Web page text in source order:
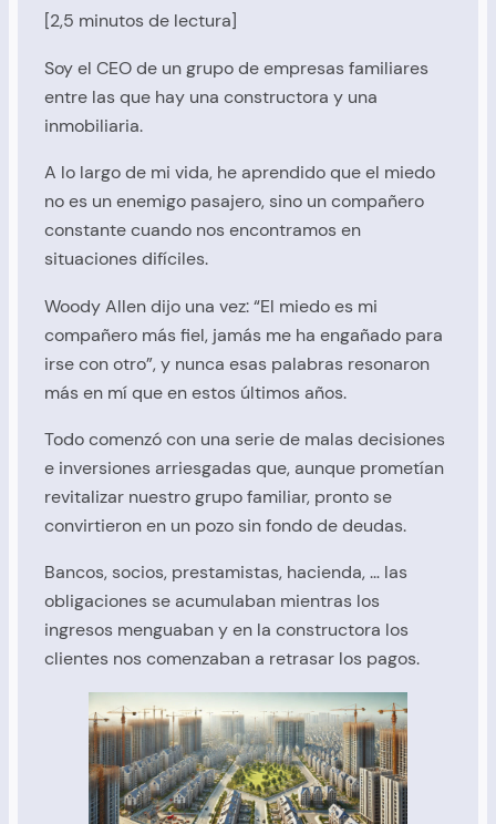
[2,5 minutos de lectura]
Soy el CEO de un grupo de empresas familiares
entre las que hay una constructora y una
inmobiliaria.
A lo largo de mi vida, he aprendido que el miedo
no es un enemigo pasajero, sino un compañero
constante cuando nos encontramos en
situaciones difíciles.
Woody Allen dijo una vez: “El miedo es mi
compañero más fiel, jamás me ha engañado para
irse con otro”, y nunca esas palabras resonaron
más en mí que en estos últimos años.
Todo comenzó con una serie de malas decisiones
e inversiones arriesgadas que, aunque prometían
revitalizar nuestro grupo familiar, pronto se
convirtieron en un pozo sin fondo de deudas.
Bancos, socios, prestamistas, hacienda, … las
obligaciones se acumulaban mientras los
ingresos menguaban y en la constructora los
clientes nos comenzaban a retrasar los pagos.